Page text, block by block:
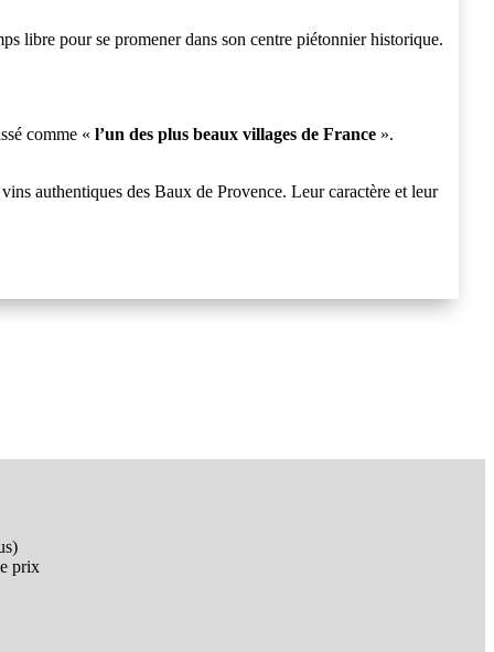
libre pour se promener dans son centre piétonnier historique.
comme « l’un des plus beaux villages de France ».
authentiques des Baux de Provence. Leur caractère et leur
prix